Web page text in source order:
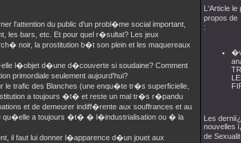
l'attention du public d'un probl�me social important,
les bars, etc. Et pour quel r�sultat? Les jeux
noir, la prostitution b�t son plein et les maquereaux
elle l�objet d�une d�couverte si soudaine? Comment
primordiale seulement aujourd'hui?
le trafic des Blanches (une enqu�te tr�s superficielle,
a toujours �t� et reste un mal tr�s r�pandu
et de demeurer indiff�rente aux souffrances et au
qu�elle a toujours �t� � l�industrialisation ou � la
il faut lui donner l�apparence d�un jouet aux
L'Article
propos
:
Les
nouvelles
de